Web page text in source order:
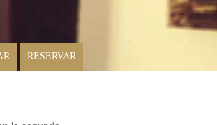
RESERVAR